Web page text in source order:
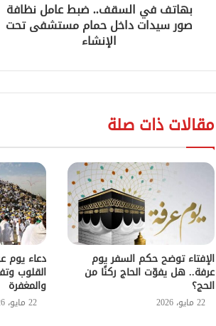
بهاتف في السقف.. ضبط عامل نظافة
صور سيدات داخل حمام مستشفى تحت
الإنشاء
مقالات ذات صلة
الإفتاء توضح حكم السفر يوم
عرفة.. هل يفوّت الحاج ركنًا من
الحج؟
22 مايو، 2026
القلوب
والمغفرة
22 مايو، 2026